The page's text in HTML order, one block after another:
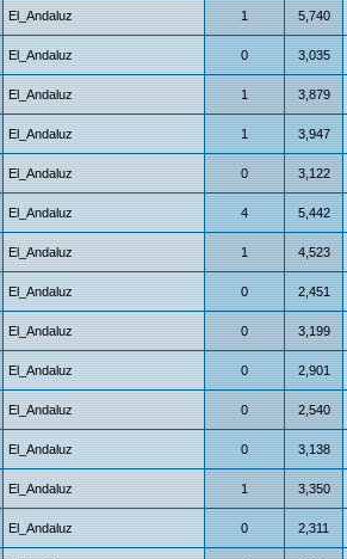
El_Andaluz 1 5,740
El_Andaluz 0 3,035
El_Andaluz 1 3,879
El_Andaluz 1 3,947
El_Andaluz 0 3,122
El_Andaluz 4 5,442
El_Andaluz 1 4,523
El_Andaluz 0 2,451
El_Andaluz 0 3,199
El_Andaluz 0 2,901
El_Andaluz 0 2,540
El_Andaluz 0 3,138
El_Andaluz 1 3,350
El_Andaluz 0 2,311